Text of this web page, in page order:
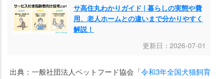
サ高住丸わかりガイド | 暮らしの実態や費
用、老人ホームとの違いまで分かりやすく
解説！
更新日：2026-07-01
出典：一般社団法人ペットフード協会「令和3年全国犬猫飼育